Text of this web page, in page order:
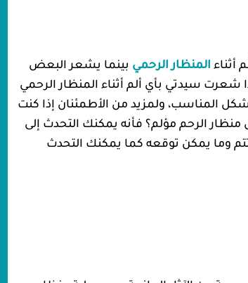
أثناء المنظار الرحمي بينما يشعر البعض
شعرت سيدتي بأي ألم أثناء المنظار الرحمي
المناسب، ولمزيد من الأطمئنان إذا كنت
الرحم مؤلم؟ فأنه يمكنك التحدث إلى
وما يمكن توقعه كما يمكنك التحدث